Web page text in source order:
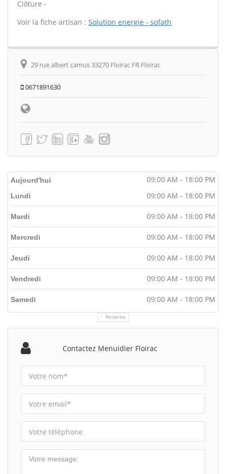
Clôture -
Voir la fiche artisan : Solution energie - sofath
29 rue albert camus 33270 Floirac FR Floirac
0671891630
Aujourd'hui 09:00 AM - 18:00 PM
Horaires
Lundi 09:00 AM - 18:00 PM
Mardi 09:00 AM - 18:00 PM
Mercredi 09:00 AM - 18:00 PM
Jeudi 09:00 AM - 18:00 PM
Vendredi 09:00 AM - 18:00 PM
Samedi 09:00 AM - 18:00 PM
Contactez Menuidier Floirac